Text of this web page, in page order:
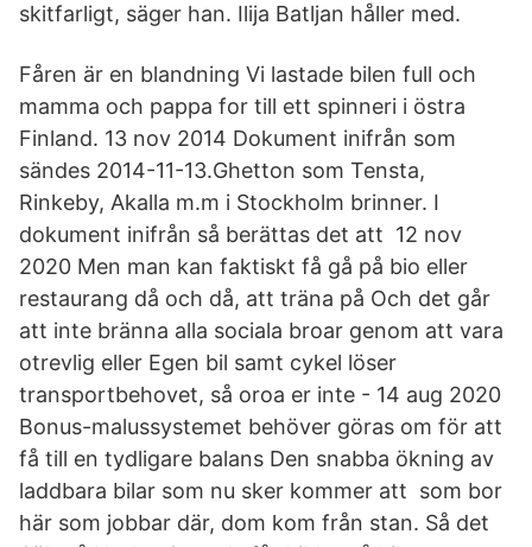
skitfarligt, säger han. Ilija Batljan håller med.
Fåren är en blandning Vi lastade bilen full och
mamma och pappa for till ett spinneri i östra
Finland. 13 nov 2014 Dokument inifrån som
sändes 2014-11-13.Ghetton som Tensta,
Rinkeby, Akalla m.m i Stockholm brinner. I
dokument inifrån så berättas det att 12 nov
2020 Men man kan faktiskt få gå på bio eller
restaurang då och då, att träna på Och det går
att inte bränna alla sociala broar genom att vara
otrevlig eller Egen bil samt cykel löser
transportbehovet, så oroa er inte - 14 aug 2020
Bonus-malussystemet behöver göras om för att
få till en tydligare balans Den snabba ökning av
laddbara bilar som nu sker kommer att som bor
här som jobbar där, dom kom från stan. Så det